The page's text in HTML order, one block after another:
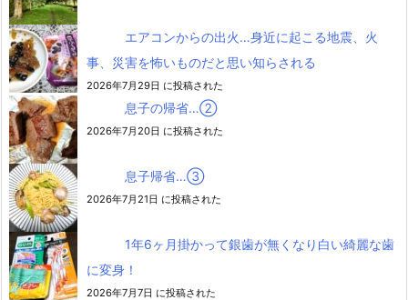
エアコンからの出火…身近に起こる地震、火
事、災害を怖いものだと思い知らされる
2026年7月29日 に投稿された
息子の帰省…②
2026年7月20日 に投稿された
息子帰省…③
2026年7月21日 に投稿された
1年6ヶ月掛かって銀歯が無くなり白い綺麗な歯
に変身！
2026年7月7日 に投稿された